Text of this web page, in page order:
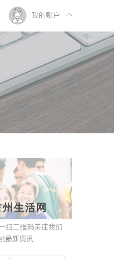
我的账户
州生活网
扫二维码关注我们
最新资讯